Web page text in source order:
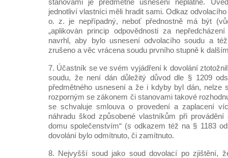
stanovami je předmětné usnesení neplatné.
jednotliví vlastníci měli hradit sami. Odkaz
o. z. je nepřípadný, neboť přednostně má být
„aplikován princip odpovědnosti za
navrhl, aby bylo usnesení odvolacího soudu a
zrušeno a věc vrácena soudu prvního stupně k
7. Účastník se ve svém vyjádření k dovolání
soudu, že není dán důležitý důvod dle § 1209
předmětného usnesení a že i kdyby byl dán, nelze
rozporným se zákonem či stanovami takové
se schvaluje smlouva o provedení a zaplacení
náhradu škod způsobené vlastníkům při
domu společenstvím“ (s odkazem též na § 1183
dovolání bylo odmítnuto, či zamítnuto.
8. Nejvyšší soud jako soud dovolací po zjištění,